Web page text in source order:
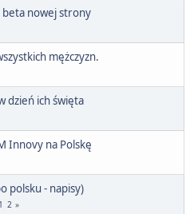
beta nowej strony
mężczyzn.
dzień ich święta
Innovy na Polskę
polsku - napisy)
1 2